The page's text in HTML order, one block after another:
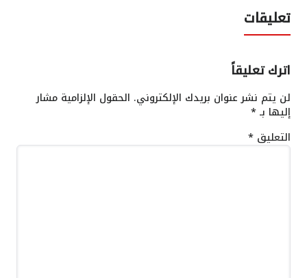
تعليقات
اترك تعليقاً
لن يتم نشر عنوان بريدك الإلكتروني. الحقول الإلزامية مشار
إليها بـ*
التعليق *